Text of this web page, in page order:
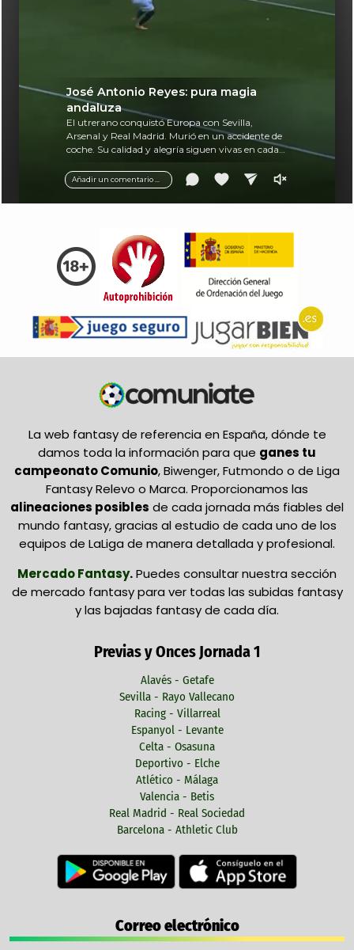
Añadir un comentario ...
José Antonio Reyes: pura magia
andaluza
El utrerano conquistó Europa con Sevilla,
Arsenal y Real Madrid. Murió en un accidente de
coche. Su calidad y alegría siguen vivas en cada
La web fantasy de referencia en España, dónde te
damos toda la información para que ganes tu
campeonato Comunio, Biwenger, Futmondo o de Liga
Fantasy Relevo o Marca. Proporcionamos las
alineaciones posibles de cada jornada más fiables del
mundo fantasy, gracias al estudio de cada uno de los
equipos de LaLiga de manera detallada y profesional.
Mercado Fantasy.Puedes consultar nuestra sección
de mercado fantasy para ver todas las subidas fantasy
y las bajadas fantasy de cada día.
Previas y Onces Jornada 1
Alavés - Getafe
Sevilla - Rayo Vallecano
Racing - Villarreal
Espanyol - Levante
Celta - Osasuna
Deportivo - Elche
Atlético - Málaga
Valencia - Betis
Real Madrid - Real Sociedad
Barcelona - Athletic Club
Correo electrónico